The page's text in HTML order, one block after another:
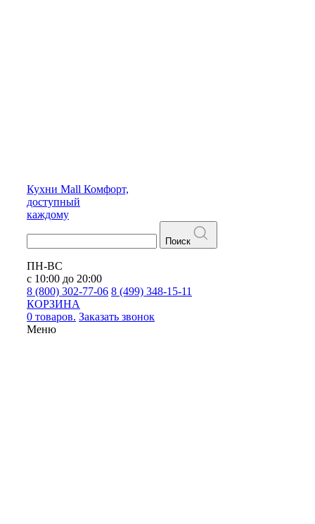
Кухни Mall Комфорт,
доступный
каждому
Поиск
ПН-ВС
с 10:00 до 20:00
8 (800) 302-77-06 8 (499) 348-15-11
КОРЗИНА
0 товаров. Заказать звонок
Меню